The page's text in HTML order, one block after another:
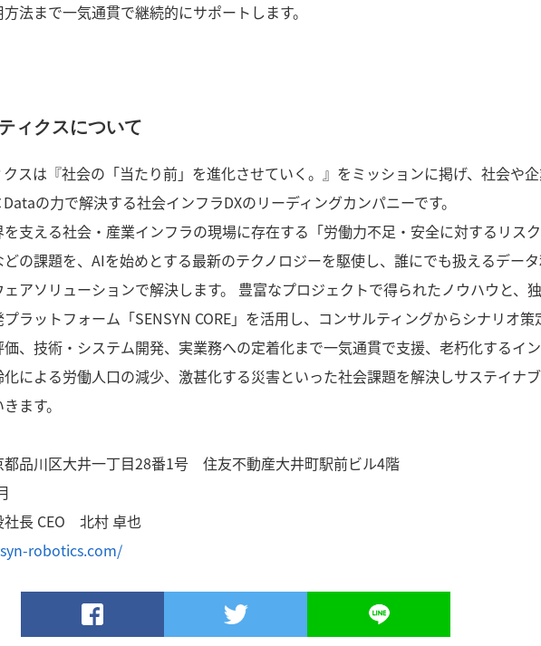
法まで一気通貫で継続的にサポートします。
ィクスについて
スは『社会の「当たり前」を進化させていく。』をミッションに掲げ、社会や
の力で解決する社会インフラDXのリーディングカンパニーです。
支える社会・産業インフラの現場に存在する「労働力不足・安全に対するリス
の課題を、AIを始めとする最新のテクノロジーを駆使し、誰にでも扱えるデー
アソリューションで解決します。 豊富なプロジェクトで得られたノウハウと、
ラットフォーム「SENSYN CORE」を活用し、コンサルティングからシナリオ策
、技術・システム開発、実業務への定着化まで一気通貫で支援、老朽化するイ
による労働人口の減少、激甚化する災害といった社会課題を解決しサステイナ
ます。
都品川区大井一丁目28番1号 住友不動産大井町駅前ビル4階
社長 CEO 北村 卓也
robotics.com/